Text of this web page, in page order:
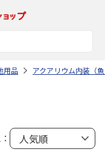
用品 アクアリウム内装（